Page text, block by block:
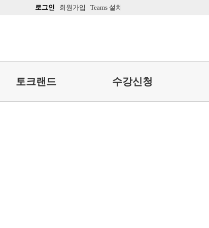
로그인 회원가입 Teams 설치
토크랜드 수강신청